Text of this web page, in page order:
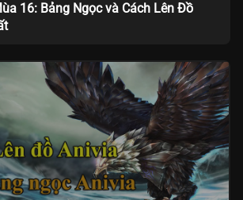
16: Bảng Ngọc và Cách Lên Đồ